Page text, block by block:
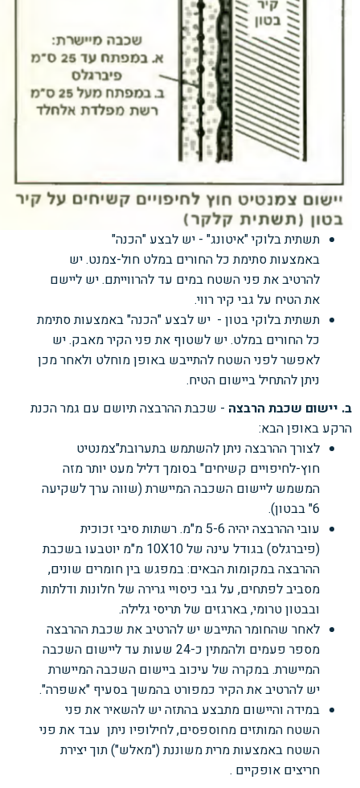
תשתית בלוקי "איטונג" - יש לבצע "הכנה"
באמצעותסתימת כל החורים במלט חול-צמנט. יש
להרטיב את פניהשטח במים עד להרווייתם. יש ליישם
את הטיח על גבי קיר רווי.
תשתית בלוקי בטון - יש לבצע "הכנה" באמצעותסתימת
כל החורים במלט. יש לשטוף את פני הקיר מאבק.יש
לאפשר לפני השטח להתייבש באופן מוחלט ולאחר מכן
ניתן להתחיל ביישום הטיח.
ב. יישום שכבת הרבצה - שכבת ההרבצה תיושם עם גמר הכנת
הרקע באופן הבא:
לצורך ההרבצה ניתן להשתמש בתערובת"צמנטיט
חוץ-לחיפויים קשיחים" בסומך דליל מעט יותר מזה
המשמש ליישום השכבה המיישרת (שווה ערך לשקיעה
6" בבטון).
עובי ההרבצה יהיה 5-6
מ"מ.רשתות סיבי זכוכית
(פיברגלס)בגודל עינה של 10X10
מ"מ יוטבעו בשכבת
ההרבצה במקומותהבאים:במפגש בין חומרים שונים,
מסביב לפתחים, על גבי כיסויי גרירה של חלונות ודלתות
ובבטוןטרומי, בארגזים של תריסי גלילה.
לאחר שהחומר התייבש יש להרטיב את שכבת ההרבצה
מספר פעמים ולהמתין כ-24
שעות עד ליישום השכבה
המיישרת. במקרה של עיכוב ביישום השכבה המיישרת
יש להרטיב את הקיר כמפורט בהמשך בסעיף "אשפרה".
במידה והיישום מתבצע בהתזה יש להשאיר את פני
השטח המותזים מחוספסים, לחילופיו ניתן עבד את פני
השטח באמצעות מרית משוננת ("מאלש") תוך יצירת
חריצים אופקיים .